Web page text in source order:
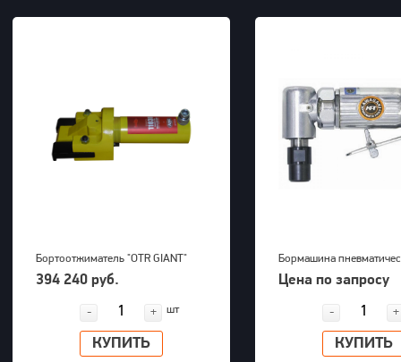
Бортоотжиматель "OTR GIANT"
(39-63") для 5-ти составных
394 240 руб.
- + шт
КУПИТЬ
Бормашина
Kawasaki KPT-26DGBS
Цена по запросу
- +
КУПИТЬ